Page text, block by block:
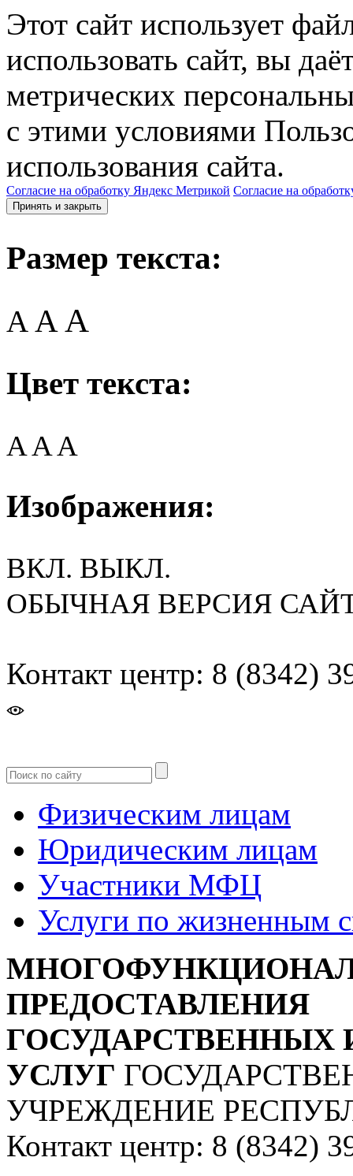
Этот сайт использует
использовать сайт, вы
метрических
с этими условиями
использования сайта.
Согласие на обработку Яндекс Метрикой Согласие на
Принять и закрыть
Размер текста:
A AA
Цвет текста:
AAA
Изображения:
ВКЛ. ВЫКЛ.
ОБЫЧНАЯ ВЕРСИЯ
Контакт центр: 8 (8342)
Физическим лицам
Юридическим лицам
Участники МФЦ
Услуги по жизненным
ПРЕДОСТАВЛЕНИЯ
УСЛУГ
УЧРЕЖДЕНИЕ
Контакт центр: 8 (8342)